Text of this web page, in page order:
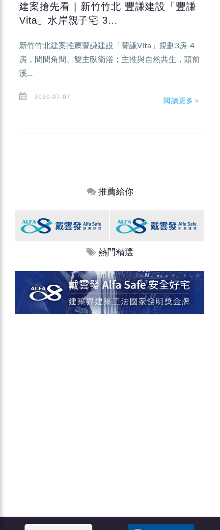
建案搶先看｜新竹竹北 豐謙建設「豐謙
Vita」水岸親子宅 3...
新竹竹北建案推薦豐謙建設「豐謙Vita」規劃3房-4
房，間間角間、雙主臥衛浴；主推與自然共生，頭前
溪...
2020-07-07 閱讀更多＞
推薦給你
熱門精選